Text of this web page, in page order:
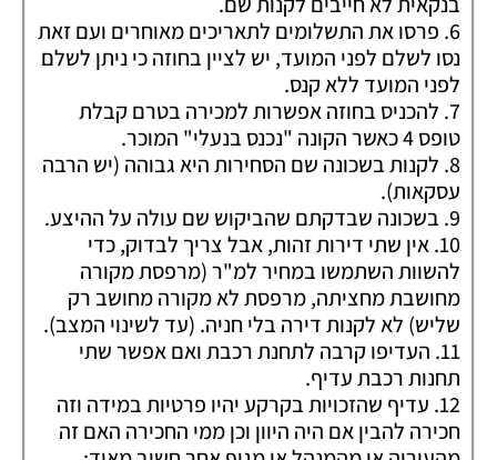
6. פרסו את התשלומים לתאריכים מאוחרים ועם זאת
נסו לשלם לפני המועד, יש לציין בחוזה כי ניתן לשלם
לפני המועד ללא קנס.
7. להכניס בחוזה אפשרות למכירה בטרם קבלת
טופס 4 כאשר הקונה "נכנס בנעלי" המוכר.
8. לקנות בשכונה שם הסחירות היא גבוהה (יש הרבה
עסקאות).
9. בשכונה שבדקתם שהביקוש שם עולה על ההיצע.
10. אין שתי דירות זהות, אבל צריך לבדוק, כדי
להשוות השתמשו במחיר למ"ר (מרפסת מקורה
מחושבת מחציתה, מרפסת לא מקורה מחושב רק
שליש) לא לקנות דירה בלי חניה. (עד לשינוי המצב).
11. העדיפו קרבה לתחנת רכבת ואם אפשר שתי
תחנות רכבת עדיף.
12. עדיף שהזכויות בקרקע יהיו פרטיות במידה וזה
חכירה להבין אם היה היוון וכן ממי החכירה האם זה